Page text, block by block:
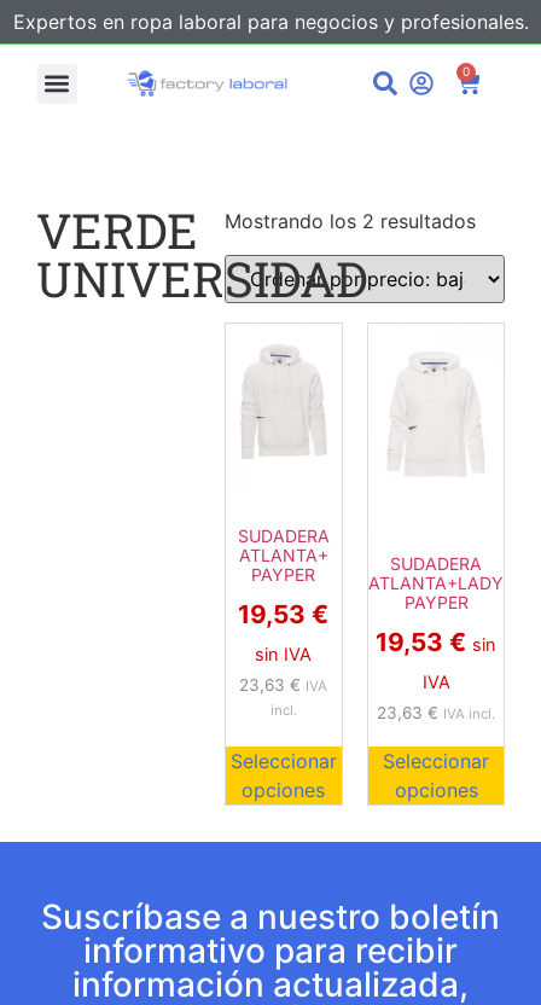
Expertos en ropa laboral para negocios y profesionales.
0
Mostrando los 2 resultados
SUDADERA
ATLANTA+
PAYPER
19,53€
sin IVA
23,63€ IVA
incl.
Seleccionar
opciones
SUDADERA
ATLANTA+LADY
PAYPER
19,53 € sin
IVA
23,63 € IVA incl.
Seleccionar
opciones
VERDE
UNIVERSIDAD
Suscríbase a nuestro boletín
informativo para recibir
información actualizada,